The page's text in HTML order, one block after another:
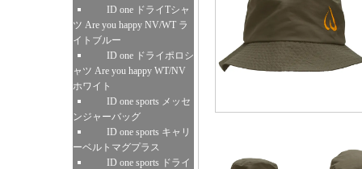
ID one ドライTシャ
ツ Are you happy NV/WT ラ
イトブルー
ID one ドライポロシ
ャツ Are you happy WT/NV
ホワイト
ID one sports メッセ
ンジャーバッグ
ID one sports キャリ
ーベルトマグプラス
ID one sports ドライ